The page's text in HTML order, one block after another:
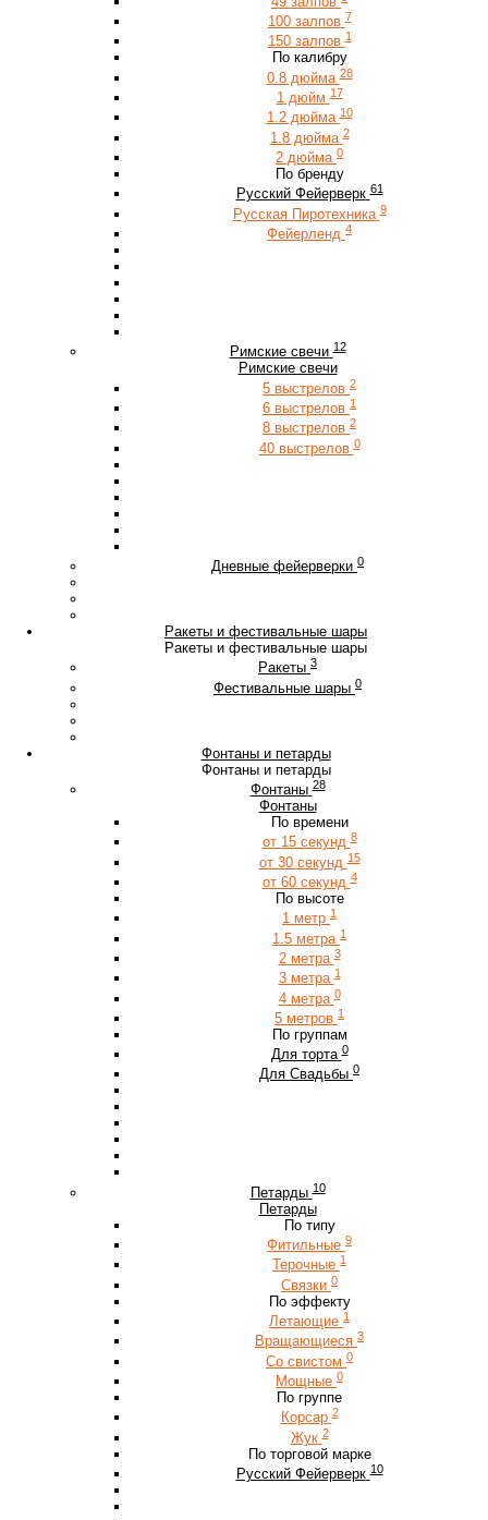
100 залпов 7
150 залпов 1
По калибру
0.8 дюйма 28
1 дюйм 17
1.2 дюйма 10
1.8 дюйма 2
2 дюйма 0
По бренду
Русский Фейерверк 61
Русская Пиротехника 9
Фейерленд 4
Римские свечи 12
Римские свечи
5 выстрелов 2
6 выстрелов 1
8 выстрелов 2
40 выстрелов 0
Дневные фейерверки 0
Ракеты и фестивальные шары
Ракеты и фестивальные шары
Ракеты 3
Фестивальные шары 0
Фонтаны и петарды
Фонтаны и петарды
Фонтаны 28
Фонтаны
По времени
от 15 секунд 8
от 30 секунд 15
от 60 секунд 4
По высоте
1 метр 1
1.5 метра 1
2 метра 3
3 метра 1
4 метра 0
5 метров 1
По группам
Для торта 0
Для Свадьбы 0
Петарды 10
Петарды
По типу
Фитильные 9
Терочные 1
Связки 0
По эффекту
Летающие 1
Вращающиеся 3
Со свистом 0
Мощные 0
По группе
Корсар 2
Жук 2
По торговой марке
Русский Фейерверк 10